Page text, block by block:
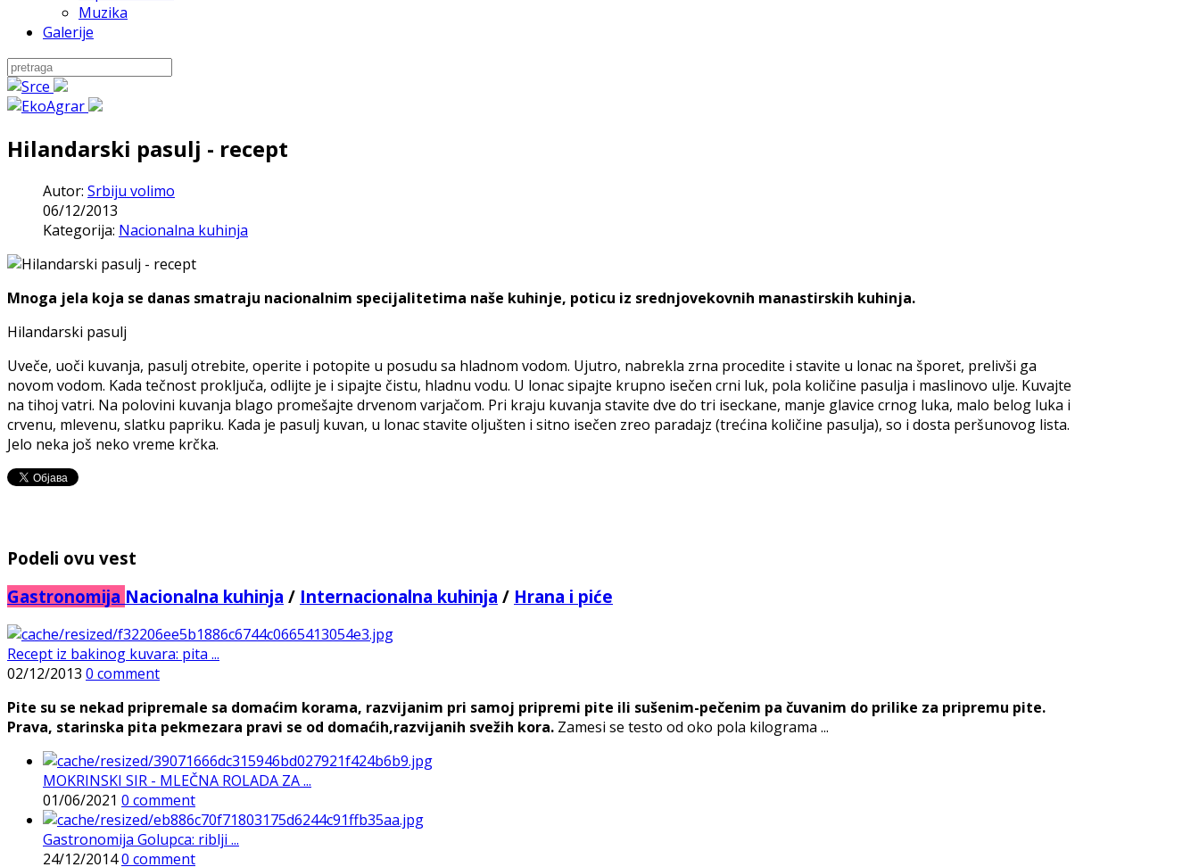
Muzika
Galerije
Hilandarski pasulj - recept
Autor: Srbiju volimo
06/12/2013
Kategorija: Nacionalna kuhinja
Mnoga jela koja se danas smatraju nacionalnim specijalitetima naše kuhinje, poticu iz srednjovekovnih manastirskih kuhinja.
Hilandarski pasulj
Uveče, uoči kuvanja, pasulj otrebite, operite i potopite u posudu sa hladnom vodom. Ujutro, nabrekla zrna procedite i stavite u lonac na šporet, prelivši ga
novom vodom. Kada tečnost proključa, odlijte je i sipajte čistu, hladnu vodu. U lonac sipajte krupno isečen crni luk, pola količine pasulja i maslinovo ulje. Kuvajte
na tihoj vatri. Na polovini kuvanja blago promešajte drvenom varjačom. Pri kraju kuvanja stavite dve do tri iseckane, manje glavice crnog luka, malo belog luka i
crvenu, mlevenu, slatku papriku. Kada je pasulj kuvan, u lonac stavite oljušten i sitno isečen zreo paradajz (trećina količine pasulja), so i dosta peršunovog lista.
Jelo neka još neko vreme krčka.
Podeli ovu vest
Gastronomija Nacionalna kuhinja / Internacionalna kuhinja / Hrana i piće
Recept iz bakinog kuvara: pita ...
02/12/2013 0 comment
Pite su se nekad pripremale sa domaćim korama, razvijanim pri samoj pripremi pite ili sušenim-pečenim pa čuvanim do prilike za pripremu pite.
Prava, starinska pita pekmezara pravi se od domaćih,razvijanih svežih kora. Zamesi se testo od oko pola kilograma ...
MOKRINSKI SIR - MLEČNA ROLADA ZA ...
01/06/2021 0 comment
Gastronomija Golupca: riblji ...
24/12/20140 comment